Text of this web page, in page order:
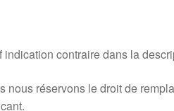
indication contraire dans la
nous réservons le droit de